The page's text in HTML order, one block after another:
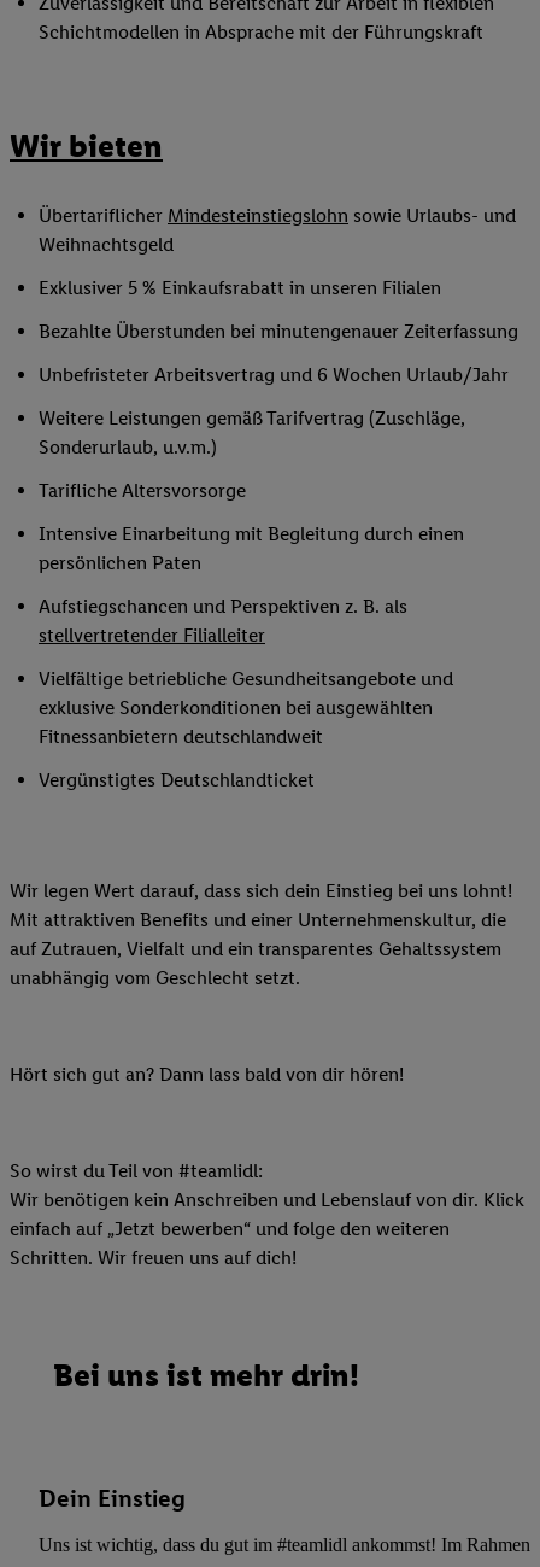
Schichtmodellen in Absprache mit der Führungskraft
Wir bieten
Übertariflicher Mindesteinstiegslohn sowie Urlaubs- und
Weihnachtsgeld
Exklusiver 5 % Einkaufsrabatt in unseren Filialen
Bezahlte Überstunden bei minutengenauer Zeiterfassung
Unbefristeter Arbeitsvertrag und 6 Wochen Urlaub/Jahr
Weitere Leistungen gemäß Tarifvertrag (Zuschläge,
Sonderurlaub, u.v.m.)
Tarifliche Altersvorsorge
Intensive Einarbeitung mit Begleitung durch einen
persönlichen Paten
Aufstiegschancen und Perspektiven z. B. als
stellvertretender Filialleiter
Vielfältige betriebliche Gesundheitsangebote und
exklusive Sonderkonditionen bei ausgewählten
Fitnessanbietern deutschlandweit
Vergünstigtes Deutschlandticket
Wir legen Wert darauf, dass sich dein Einstieg bei uns lohnt!
Mit attraktiven Benefits und einer Unternehmenskultur, die
auf Zutrauen, Vielfalt und ein transparentes Gehaltssystem
unabhängig vom Geschlecht setzt.
Hört sich gut an? Dann lass bald von dir hören!
So wirst du Teil von #teamlidl:
Wir benötigen kein Anschreiben und Lebenslauf von dir. Klick
einfach auf „Jetzt bewerben“ und folge den weiteren
Schritten. Wir freuen uns auf dich!
Bei uns ist mehr drin!
Dein Einstieg
Uns ist wichtig, dass du gut im #teamlidl ankommst! Im Rahmen